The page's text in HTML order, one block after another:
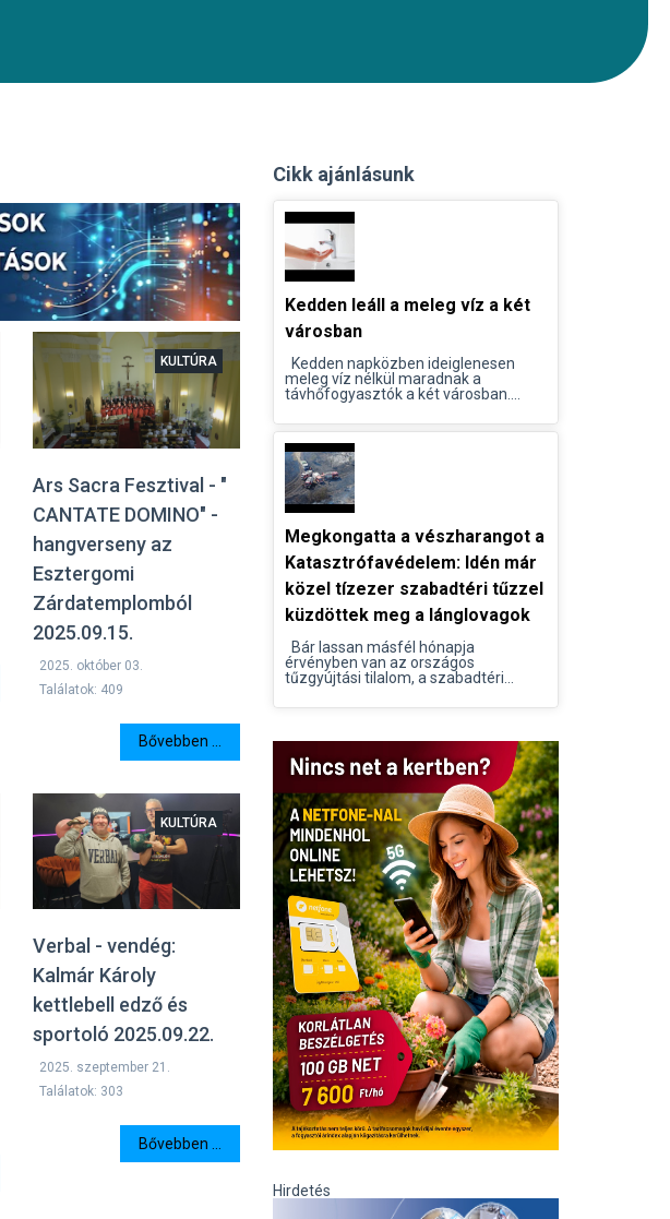
Ars Sacra Fesztival - "
CANTATE DOMINO" -
hangverseny az
Esztergomi
Zárdatemplomból
2025.09.15.
KULTÚRA
2025. október 03.
Találatok: 409
Bővebben ...
Verbal - vendég:
Kalmár Károly
kettlebell edző és
sportoló 2025.09.22.
KULTÚRA
2025. szeptember 21.
Találatok: 303
Bővebben ...
Cikk ajánlásunk
Kedden leáll a meleg víz a két
városban
Kedden napközben ideiglenesen
meleg víz nélkül maradnak a
távhőfogyasztók a két városban....
Megkongatta a vészharangot a
Katasztrófavédelem: Idén már
közel tízezer szabadtéri tűzzel
küzdöttek meg a lánglovagok
Bár lassan másfél hónapja
érvényben van az országos
tűzgyújtási tilalom, a szabadtéri...
Hirdetés